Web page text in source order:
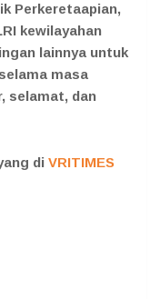
Perkeretaapian,
kewilayahan
lainnya untuk
masa
selamat, dan
di VRITIMES